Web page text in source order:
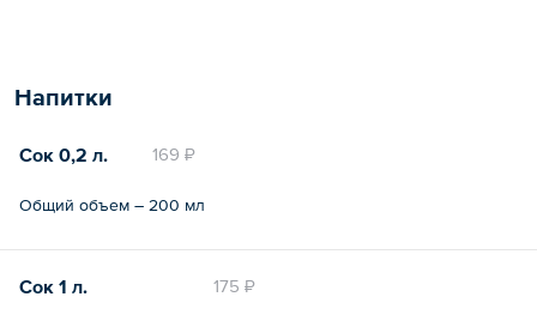
Напитки
169 ₽
Сок 0,2 л.
Общий объем – 200 мл
175 ₽
Сок 1 л.